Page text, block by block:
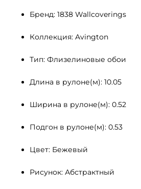
Бренд: 1838 Wallcoverings
Коллекция: Avington
Тип: Флизелиновые обои
Длина в рулоне(м): 10.05
Ширина в рулоне(м): 0.52
Подгон в рулоне(м): 0.53
Цвет: Бежевый
Рисунок: Абстрактный